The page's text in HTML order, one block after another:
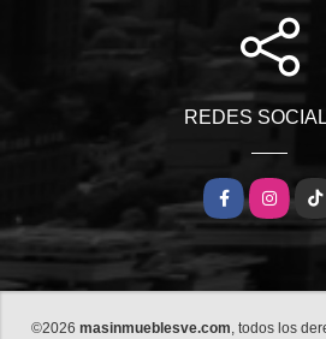
REDES
FacebookInstagram
©2026 masinmueblesve.com , todos los